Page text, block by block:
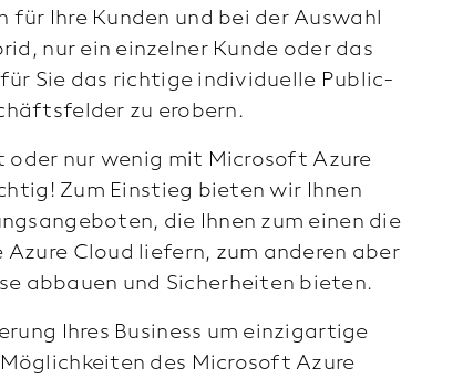
Ihre Kunden und bei der Auswahl
nur ein einzelner Kunde oder das
Sie das richtige individuelle Public-
zu erobern.
oder nur wenig mit Microsoft Azure
Zum Einstieg bieten wir Ihnen
die Ihnen zum einen die
Cloud liefern, zum anderen aber
abbauen und Sicherheiten bieten.
Ihres Business um einzigartige
des Microsoft Azure